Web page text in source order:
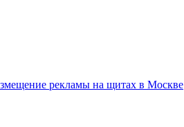
рекламы на щитах в Москве